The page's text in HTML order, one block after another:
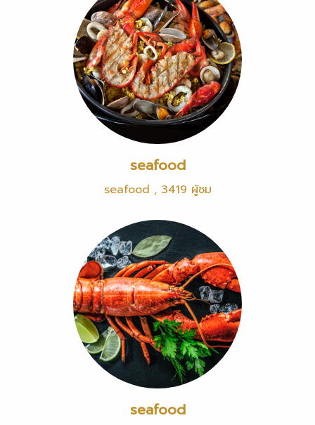
seafood
seafood , 3419 ผู้ชม
seafood